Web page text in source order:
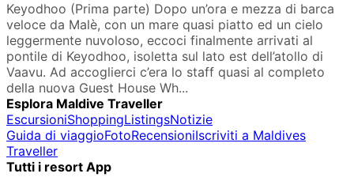
Keyodhoo (Prima parte) Dopo un’ora e mezza di barca
veloce da Malè, con un mare quasi piatto ed un cielo
leggermente nuvoloso, eccoci finalmente arrivati al
pontile di Keyodhoo, isoletta sul lato est dell’atollo di
Vaavu. Ad accoglierci c’era lo staff quasi al completo
della nuova Guest House Wh...
Esplora Maldive Traveller
EscursioniShoppingListingsNotizie
Guida di viaggioFotoRecensioniIscriviti a Maldives
Traveller
Tutti i resort App